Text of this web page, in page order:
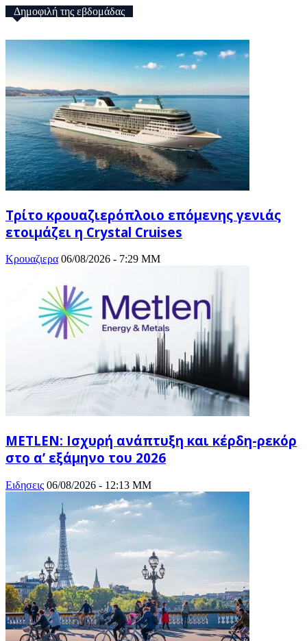
Δημοφιλή της εβδομάδας
Τρίτο κρουαζιερόπλοιο επόμενης γενιάς
ετοιμάζει η Crystal Cruises
Κρουαζιερα 06/08/2026 - 7:29 ΜΜ
METLEN: Ισχυρή ανάπτυξη και κέρδη-ρεκόρ
στο α’ εξάμηνο του 2026
Ειδησεις 06/08/2026 - 12:13 ΜΜ